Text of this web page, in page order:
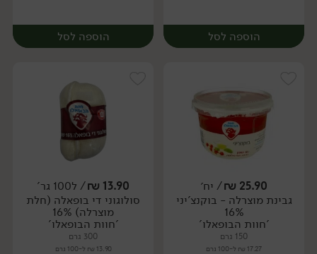
הוספה לסל
יח׳
הוספה לסל
יח׳
25.90
₪/ יח׳
גבינת מוצרלה - בוקנצ'יני
16%
'חוות הבופאלו'
150 גרם
17.27 ₪ ל-100 גרם
13.90
₪/ ל100 גר'
סולוגוני די בופאלה (חלת
מוצרלה) 16%
'חוות הבופאלו'
300 גרם
13.90 ₪ ל-100 גרם